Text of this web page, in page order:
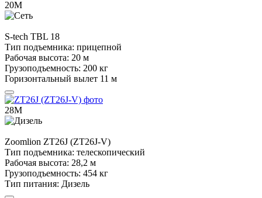
20М
S-tech TBL 18
Тип подъемника: прицепной
Рабочая высота: 20 м
Грузоподъемность: 200 кг
Горизонтальный вылет 11 м
28М
Zoomlion ZT26J (ZT26J-V)
Тип подъемника: телескопический
Рабочая высота: 28,2 м
Грузоподъемность: 454 кг
Тип питания: Дизель